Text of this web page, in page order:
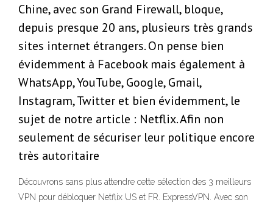
Chine, avec son Grand Firewall, bloque,
depuis presque 20 ans, plusieurs très grands
sites internet étrangers. On pense bien
évidemment à Facebook mais également à
WhatsApp, YouTube, Google, Gmail,
Instagram, Twitter et bien évidemment, le
sujet de notre article : Netflix. Afin non
seulement de sécuriser leur politique encore
très autoritaire
Découvrons sans plus attendre cette sélection des 3 meilleurs
VPN pour débloquer Netflix US et FR. ExpressVPN. Avec son